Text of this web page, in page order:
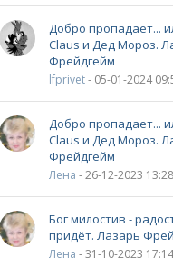
Добро пропадает...
Claus и Дед Мороз.
Фрейдгейм
lfprivet- 05-01-2024
Добро пропадает...
Claus и Дед Мороз.
Фрейдгейм
Лена - 26-12-2023
Бог милостив -
придёт. Лазарь
Лена - 31-10-2023